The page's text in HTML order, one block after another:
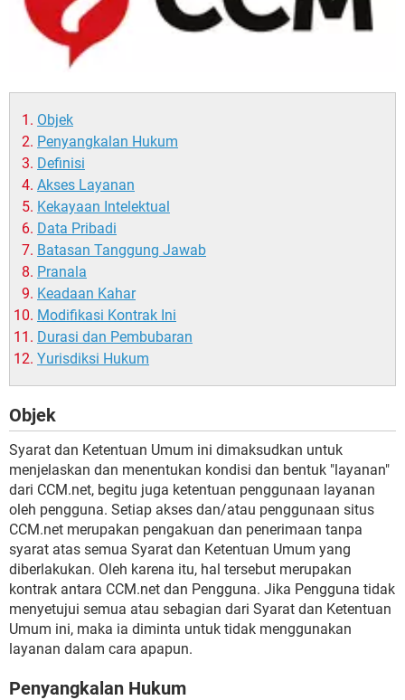
Objek
Penyangkalan Hukum
Definisi
Akses Layanan
Kekayaan Intelektual
Data Pribadi
Batasan Tanggung Jawab
Pranala
Keadaan Kahar
Modifikasi Kontrak Ini
Durasi dan Pembubaran
Yurisdiksi Hukum
Objek
Syarat dan Ketentuan Umum ini dimaksudkan untuk
menjelaskan dan menentukan kondisi dan bentuk "layanan"
dari CCM.net, begitu juga ketentuan penggunaan layanan
oleh pengguna. Setiap akses dan/atau penggunaan situs
CCM.net merupakan pengakuan dan penerimaan tanpa
syarat atas semua Syarat dan Ketentuan Umum yang
diberlakukan. Oleh karena itu, hal tersebut merupakan
kontrak antara CCM.net dan Pengguna. Jika Pengguna tidak
menyetujui semua atau sebagian dari Syarat dan Ketentuan
Umum ini, maka ia diminta untuk tidak menggunakan
layanan dalam cara apapun.
Penyangkalan Hukum